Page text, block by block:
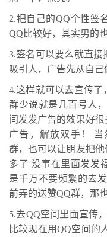
2.把自己的QQ个性签
QQ比较好，其实男的也
3.签名可以要么就直接
吸引人，广告先从自己
4.这样就可以去宣传
群少说就是几百号人
间发发广告的效果好
广告，解放双手！
群，也可以让朋友把
多了 没事在里面发发
是千万不要频繁的去
前弄的送赞QQ群，那
5.去QQ空间里面宣传
比较现在用QQ空间的